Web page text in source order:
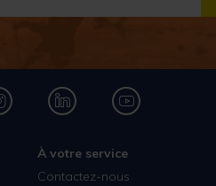
À votre service
Contactez-nous